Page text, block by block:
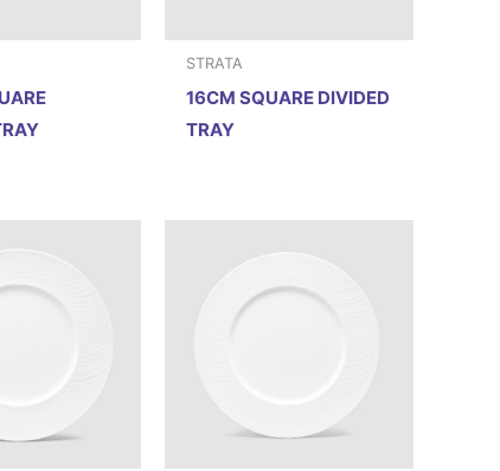
STRATA
16CM SQUARE DIVIDED
TRAY